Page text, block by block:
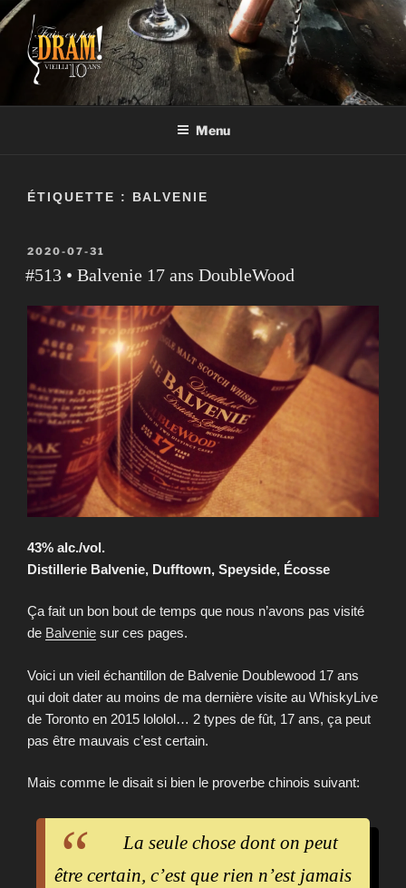
Aller
au
contenu
FAIS-EN PAS UN DRAM!
Un vrai blogue de péteux
Menu
ÉTIQUETTE : BALVENIE
PUBLIÉ
LE
2020-07-31
#513 • Balvenie 17 ans DoubleWood
43% alc./vol.
Distillerie Balvenie, Dufftown, Speyside, Écosse
Ça fait un bon bout de temps que nous n’avons pas visité
de Balvenie sur ces pages.
Voici un vieil échantillon de Balvenie Doublewood 17 ans
qui doit dater au moins de ma dernière visite au WhiskyLive
de Toronto en 2015 lololol… 2 types de fût, 17 ans, ça peut
pas être mauvais c’est certain.
Mais comme le disait si bien le proverbe chinois suivant:
La seule chose dont on peut
être certain, c’est que rien n’est jamais